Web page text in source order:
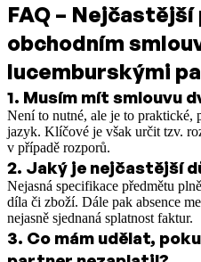
FAQ –
obchodním
lucemburskými
1. Musím mít smlouvu
Není to nutné, ale je to praktické,
jazyk. Klíčové je však určit tzv.
v případě rozporů.
2. Jaký je nejčastější
Nejasná specifikace předmětu
díla či zboží. Dále pak absence
nejasně sjednaná splatnost faktur.
3. Co mám udělat,